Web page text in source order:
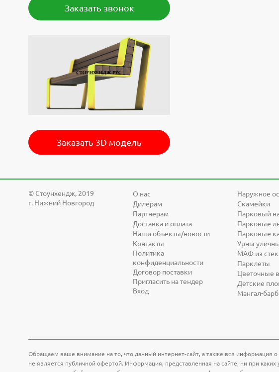
Заказать звонок
Заказать 3D модель
© Cтоунхендж, 2019
г. Нижний Новгород
О нас
Дилерам
Партнерам
Доставка и оплата
Наши объекты/новости
Контакты
Политика
конфиденциальности
Договор поставки
Пригласить на тендер
Вход
Наружное
Скамейки
Парковый
Парковые
Парковые
Урны
МАФ из
Парклеты
Цветочные
Детские
Мангал-
Обращаем ваше внимание на то, что данный интернет-сайт, а также вся информация
не является публичной офертой. Информация, представленная на сайте, ни при